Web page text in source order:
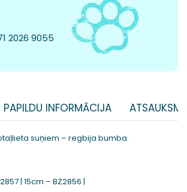
2026 9055
PAPILDU INFORMĀCIJA
suņiem – regbija bumba.
| 15cm – BZ2856 |